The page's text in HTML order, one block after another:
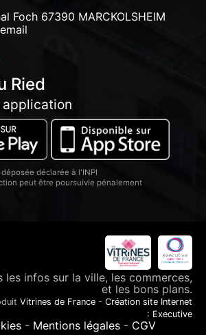
Foch 67390 MARCKOLSHEIM
Ried
application
déclarée à l'INPI
peut être poursuivie pénalement
les infos sur la ville, les commerces,
et les bons plans.
Vitrines de France - Création site Internet
: Executive
- Mentions légales - CGV